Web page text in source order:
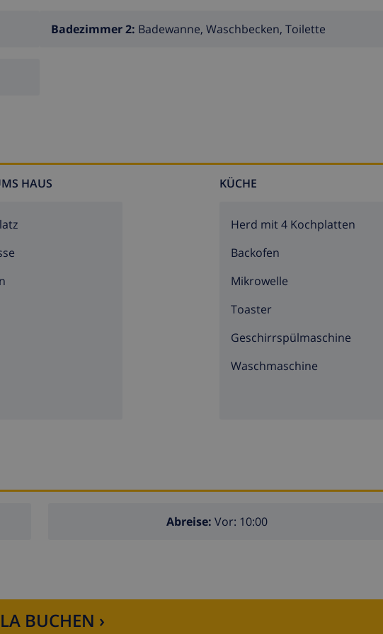
Sonnenliegen
und eingezäunter privater Parkplatz für 2 PKWs
Badezimmer 2: Badewanne, Waschbecken, Toilette
HAUS KÜCHE
Herd mit 4 Kochplatten
Backofen
Mikrowelle
Toaster
Geschirrspülmaschine
Waschmaschine
Abreise: Vor: 10:00
BUCHEN ›